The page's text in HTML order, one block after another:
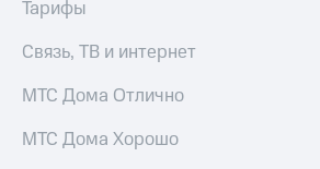
Рынок
облигаций
Описание
Уведомление
Тарифы
Связь, ТВ и интернет
МТС Дома Отлично
МТС Дома Хорошо